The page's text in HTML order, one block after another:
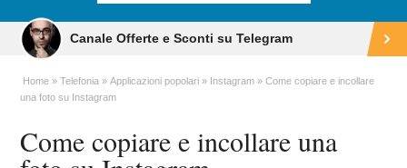
Canale Offerte e Sconti su Telegram
Home Telefonia Applicazioni popolari Instagram
Come copiare e incollare
una foto su Instagram
Come copiare e incollare una